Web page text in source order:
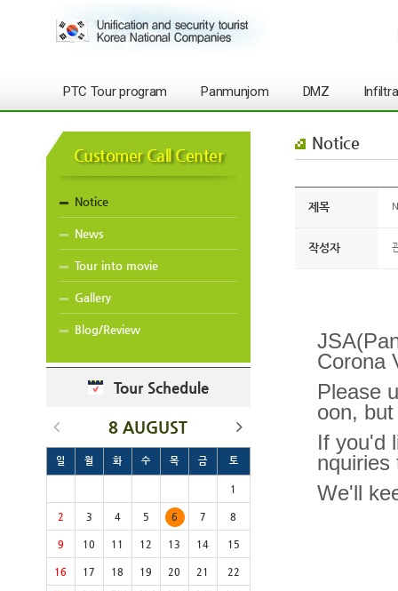
PTC Tour program Panmunjom DMZ
Customer Call Center
Notice
News
Tour into movie
Gallery
Blog/Review
Tour Schedule
8 AUGUST
일 월 화 수 목 금 토
1
2 3 4 5 6 7 8
9 10 11 12 13 14 15
16 17 18 19 20 21 22
Notice
제목
작성자
Corona
Please
oon,
If you'd
nquiries
We'll